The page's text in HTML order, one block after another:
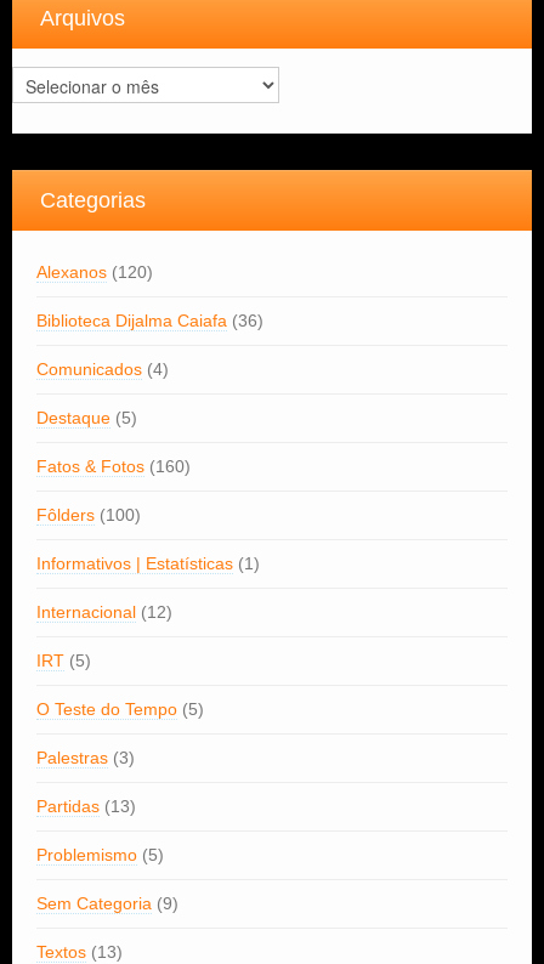
Arquivos
Arquivos
Categorias
Alexanos (120)
Biblioteca Dijalma Caiafa (36)
Comunicados (4)
Destaque (5)
Fatos & Fotos (160)
Fôlders (100)
Informativos | Estatísticas (1)
Internacional (12)
IRT (5)
O Teste do Tempo (5)
Palestras (3)
Partidas (13)
Problemismo (5)
Sem Categoria (9)
Textos (13)